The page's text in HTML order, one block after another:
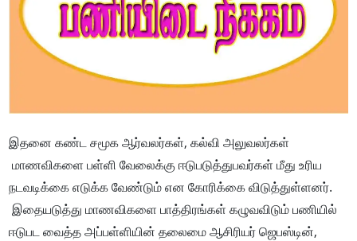
இதனை கண்ட சமூக ஆர்வலர்கள், கல்வி அலுவலர்கள்
மாணவிகளை பள்ளி வேலைக்கு ஈடுபடுத்துபவர்கள் மீது உரிய
நடவடிக்கை எடுக்க வேண்டும் என கோரிக்கை விடுத்துள்ளனர்.
இதையடுத்து மாணவிகளை பாத்திரங்கள் கழுவவிடும் பணியில்
ஈடுபட வைத்த அப்பள்ளியின் தலைமை ஆசிரியர் ஜெபஸ்டின்,